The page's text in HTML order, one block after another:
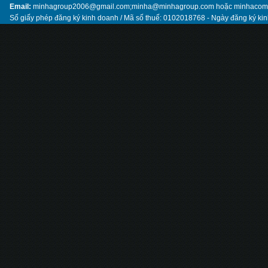
Email: minhagroup2006@gmail.com;minha@minhagroup.com hoặc
Số giấy phép đăng ký kinh doanh / Mã số thuế: 0102018768 - Ngày đăng ký